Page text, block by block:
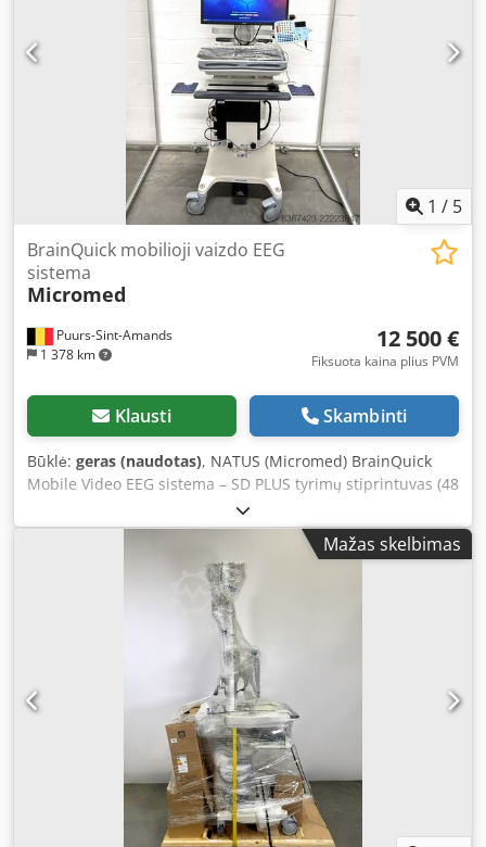
1 / 5
Puurs-Sint-Amands
1 378 km
BrainQuick mobilioji vaizdo EEG
sistema
Micromed
12 500 €
Fiksuota kaina plius PVM
Klausti Skambinti
Būklė: geras (naudotas), NATUS (Micromed) BrainQuick
Mobile Video EEG sistema – SD PLUS tyrimų stiprintuvas (48
kanalai) (naudota) Ši aukštos našumo 48 kanalų EEG
sistema sujungia lankstumą, signalo kokybę ir paprastą
naudojimą kompaktiškoje, mobilioje konstrukcijoje. (Kaina
nurodyta už vienetą) Pagrindinės savybės: SD PLUS™
tyrimų stiprintuvas (48 kanalai) – Palaiko iki 40 bendrų
nuorodinių kanalų su keliomis papildomomis įvestimis
Išskirtinis signalo vientisumas – aukštos raiškos duomenų
surinkimas, iki 16 kHz mėginių ėmimo dažnis Optimizuota
reiklioms aplinkoms – techninė analizė, signalo analizės
kūrimas, mokymų aplinkos, atsarginių dalių panaudojimas
ir kitos neklinikinės paskirtys Crsdpfx Aezhicnsc Ejf
Intuityvi vartotojo sąsaja – patogi navigacija, pritaikomos
įrankių juostos gyvai analizei ir peržiūros režimui Lankstūs
išdėstymo variantai – galimybė keisti pagal tyrimo tipą,
darbo eigos etapą arba centrinį vaizdą Integruotas
Mažas skelbimas